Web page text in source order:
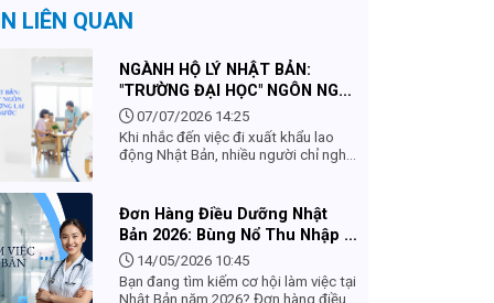
LIÊN QUAN
NGÀNH HỘ LÝ NHẬT BẢN:
"TRƯỜNG ĐẠI HỌC" NGÔN NGỮ
ĐẮT GIÁ VÀ TƯƠNG LAI RỘNG
MỞ KHI VỀ NƯỚC
07/07/2026 14:25
Khi nhắc đến việc đi xuất khẩu lao
động Nhật Bản, nhiều người chỉ nghĩ
mang lại "tài sản vô hình" có giá trị
lớn hơn gấp nhiều lần tiền bạc – đó
chính là Ngành Hộ lý. Nếu các ngành
công xưởng hay xây dựng chỉ giúp
bạn thạo tay nghề, thì ngành Hộ lý
chính là một "học viện ngôn ngữ"
Đơn Hàng Điều Dưỡng Nhật
Bản 2026: Bùng Nổ Thu Nhập &
Chính Sách Mới
14/05/2026 10:45
Bạn đang tìm kiếm cơ hội làm việc tại
Nhật Bản năm 2026? Đơn hàng điều